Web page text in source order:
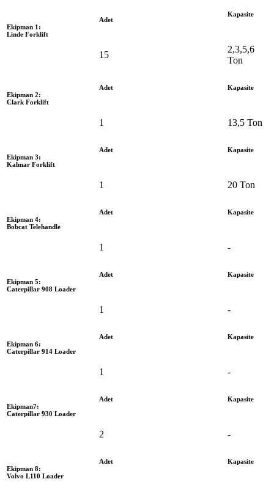
Ekipman 1:
Linde Forklift
Adet
15
Kapasite
2,3,5,6
Ton
Ekipman 2:
Clark Forklift
Adet
1
Kapasite
13,5 Ton
Ekipman 3:
Kalmar Forklift
Adet
1
Kapasite
20 Ton
Ekipman 4:
Bobcat Telehandle
Adet
1
Kapasite
-
Ekipman 5:
Caterpillar 908 Loader
Adet
1
Kapasite
-
Ekipman 6:
Caterpillar 914 Loader
Adet
1
Kapasite
-
Ekipman7:
Caterpillar 930 Loader
Adet
2
Kapasite
-
Ekipman 8:
Volvo L110 Loader
Adet Kapasite